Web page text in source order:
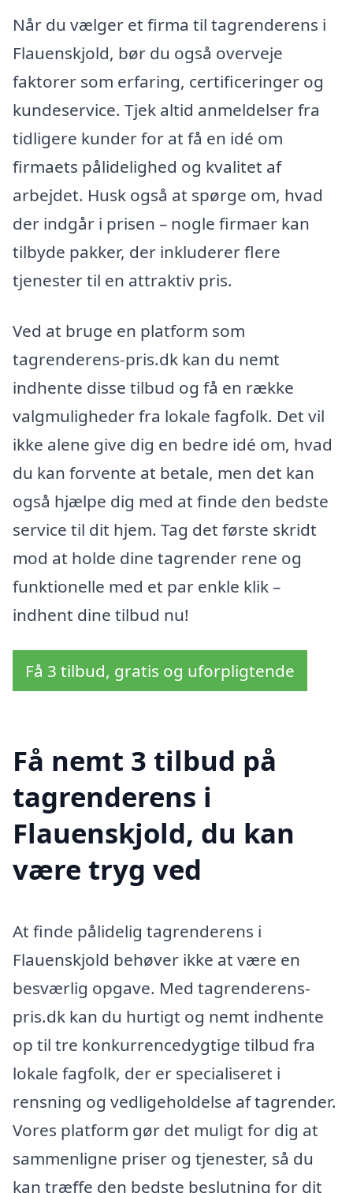
Når du vælger et firma til tagrenderens i
Flauenskjold, bør du også overveje
faktorer som erfaring, certificeringer og
kundeservice. Tjek altid anmeldelser fra
tidligere kunder for at få en idé om
firmaets pålidelighed og kvalitet af
arbejdet. Husk også at spørge om, hvad
der indgår i prisen – nogle firmaer kan
tilbyde pakker, der inkluderer flere
tjenester til en attraktiv pris.
Ved at bruge en platform som
tagrenderens-pris.dk kan du nemt
indhente disse tilbud og få en række
valgmuligheder fra lokale fagfolk. Det vil
ikke alene give dig en bedre idé om, hvad
du kan forvente at betale, men det kan
også hjælpe dig med at finde den bedste
service til dit hjem. Tag det første skridt
mod at holde dine tagrender rene og
funktionelle med et par enkle klik –
indhent dine tilbud nu!
Få 3 tilbud, gratis og uforpligtende
Få nemt 3 tilbud på
tagrenderens i
Flauenskjold, du kan
være tryg ved
At finde pålidelig tagrenderens i
Flauenskjold behøver ikke at være en
besværlig opgave. Med tagrenderens-
pris.dk kan du hurtigt og nemt indhente
op til tre konkurrencedygtige tilbud fra
lokale fagfolk, der er specialiseret i
rensning og vedligeholdelse af tagrender.
Vores platform gør det muligt for dig at
sammenligne priser og tjenester, så du
kan træffe den bedste beslutning for dit